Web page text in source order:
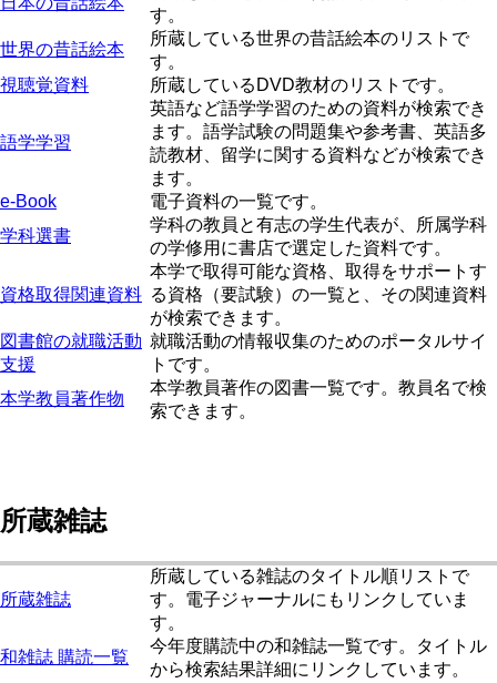
す。
世界の昔話絵本
所蔵している世界の昔話絵本のリストで
す。
視聴覚資料
所蔵しているDVD教材のリストです。
語学学習
英語など語学学習のための資料が検索でき
ます。語学試験の問題集や参考書、英語多
読教材、留学に関する資料などが検索でき
ます。
e-Book
電子資料の一覧です。
学科選書
学科の教員と有志の学生代表が、所属学科
の学修用に書店で選定した資料です。
資格取得関連資料
本学で取得可能な資格、取得をサポートす
る資格（要試験）の一覧と、その関連資料
が検索できます。
図書館の就職活動
支援
就職活動の情報収集のためのポータルサイ
トです。
本学教員著作物
本学教員著作の図書一覧です。教員名で検
索できます。
所蔵雑誌
所蔵雑誌
所蔵している雑誌のタイトル順リストで
す。電子ジャーナルにもリンクしていま
す。
和雑誌 購読一覧
今年度購読中の和雑誌一覧です。タイトル
から検索結果詳細にリンクしています。